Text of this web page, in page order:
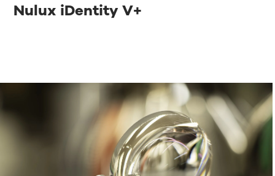
Nulux iDentity V+